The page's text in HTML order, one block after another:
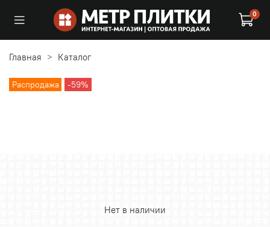
0
Главная Каталог
Нет в наличии
Распродажа -59%